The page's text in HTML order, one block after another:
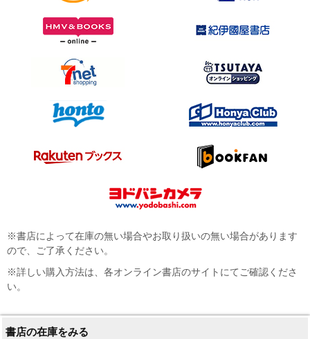
※書店によって在庫の無い場合やお取り扱いの無い場合があります
ので、ご了承ください。
※詳しい購入方法は、各オンライン書店のサイトにてご確認くださ
い。
書店の在庫をみる